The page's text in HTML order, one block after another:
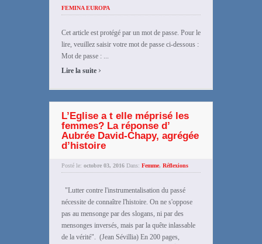
FEMINA EUROPA
Cet article est protégé par un mot de passe. Pour le
lire, veuillez saisir votre mot de passe ci-dessous :
Mot de passe : ...
Lire la suite ›
L’Eglise a t elle méprisé les
femmes? La réponse d’
Aubrée David-Chapy, agrégée
d’histoire
Posté le: octobre 03, 2016 Dans: Femme, Réflexions
"Lutter contre l'instrumentalisation du passé
nécessite de connaître l'histoire. On ne s'oppose
pas au mensonge par des slogans, ni par des
mensonges inversés, mais par la quête inlassable
de la vérité". (Jean Sévillia) En 200 pages,